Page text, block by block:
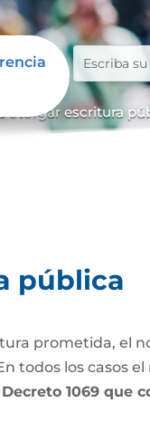
otorgar escritura
pública
prometida, el
todos los casos
Decreto 1069 que